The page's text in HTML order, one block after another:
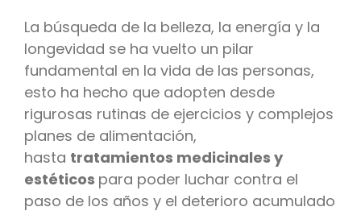
La búsqueda de la belleza, la energía y la
longevidad se ha vuelto un pilar
fundamental en la vida de las personas,
esto ha hecho que adopten desde
rigurosas rutinas de ejercicios y complejos
planes de alimentación,
hasta tratamientos medicinales y
estéticos para poder luchar contra el
paso de los años y el deterioro acumulado